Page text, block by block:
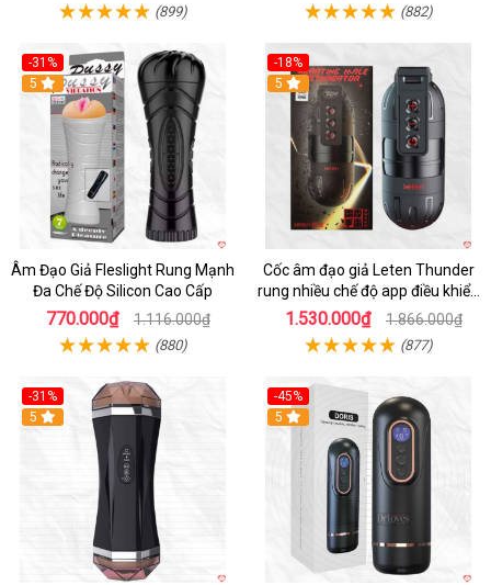
(899) (882)
-31%
5
Âm Đạo Giả Fleslight Rung Mạnh
Đa Chế Độ Silicon Cao Cấp
770.000₫ 1.116.000₫
(880)
-18%
5
Cốc âm đạo giả Leten Thunder
rung nhiều chế độ app điều khiển
tiện lợi
1.530.000₫ 1.866.000₫
(877)
-31%
5
-45%
Hot
5